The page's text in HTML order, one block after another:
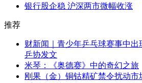
银行股企稳 沪深两市微幅收涨
推荐
财新闻｜青少年乒乓球赛事中出
乒协发文
米琴：《奥德赛》中的奇幻之旅
刚果（金）铜钴精矿禁令扰动